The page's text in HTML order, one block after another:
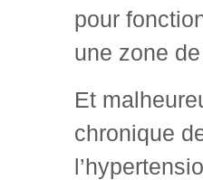
pour
une zone de
Et
chronique